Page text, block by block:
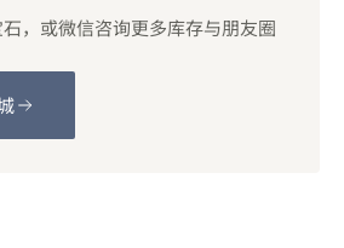
，或微信咨询更多库存与朋友圈